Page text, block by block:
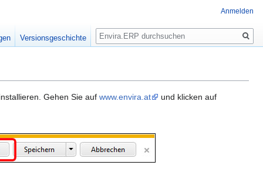
Gehen Sie auf www.envira.at und klicken auf
Anmelden
Versionsgeschichte
Suche